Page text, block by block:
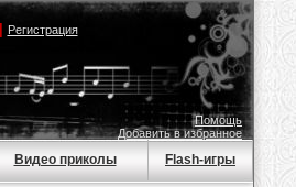
Регистрация
Помощь
Добавить в избранное
Видео приколы Flash-игры